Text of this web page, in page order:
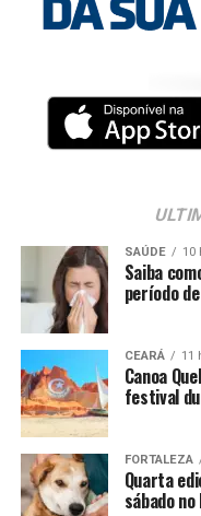
SAÚDE 10
Saiba
período
CEARÁ 11
Canoa
festival
FORTALEZA
Quarta
sábado